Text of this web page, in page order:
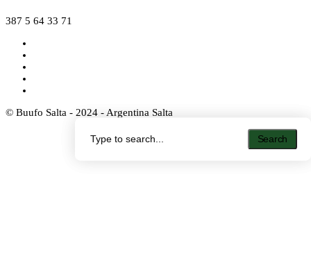
Search
Search
387 5 64 33 71
© Buufo Salta - 2024 - Argentina Salta